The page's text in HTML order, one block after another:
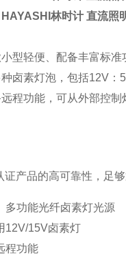
林时计 直流照
型轻便、配备丰富标准
卤素灯泡，包括12V：
程功能，可从外部控制
证产品的高可靠性，足
多功能光纤卤素灯光源
12V/15V卤素灯
程功能